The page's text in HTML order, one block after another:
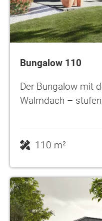
Bungalow 110
Der Bungalow mit
Walmdach –
110 m²